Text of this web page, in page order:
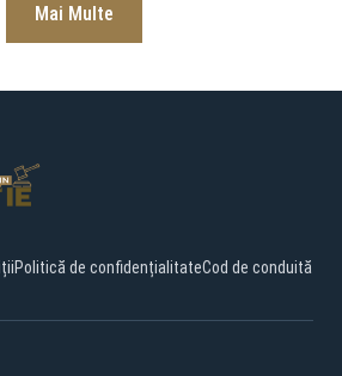
Mai Multe
Politică de confidențialitateCod de conduită